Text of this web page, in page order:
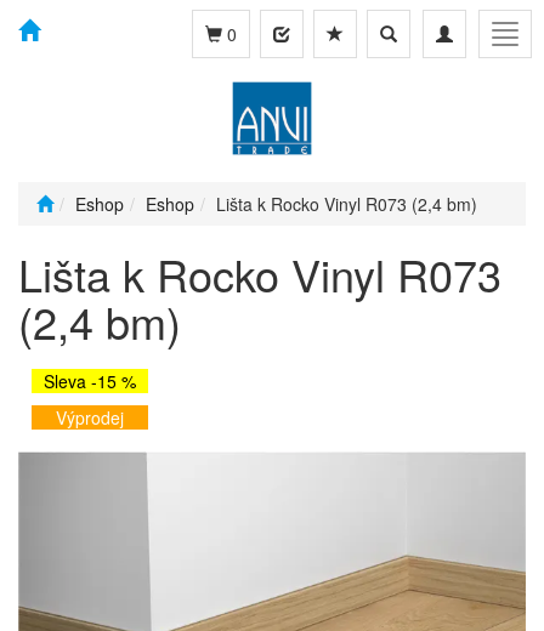
Toggle
navigation
Toggle
search
0
Eshop Eshop Lišta k Rocko Vinyl R073 (2,4 bm)
Lišta k Rocko Vinyl R073
(2,4 bm)
Sleva -15 %
Výprodej